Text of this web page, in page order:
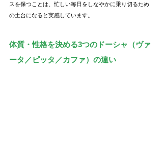
スを保つことは、忙しい毎日をしなやかに乗り切るため
の土台になると実感しています。
体質・性格を決める3つのドーシャ（ヴァ
ータ／ピッタ／カファ）の違い